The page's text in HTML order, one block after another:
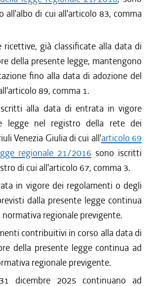
all'albo di cui all'articolo 83, comma
già classificate alla data di
della presente legge, mantengono
fino alla data di adozione del
89, comma 1.
alla data di entrata in vigore
legge nel registro della rete dei
Venezia Giulia di cui all'articolo 69
regionale 21/2016 sono iscritti
di cui all'articolo 67, comma 3.
in vigore dei regolamenti o degli
dalla presente legge continua
normativa regionale previgente.
contribuitivi in corso alla data di
della presente legge continua ad
regionale previgente.
dicembre 2025 continuano ad